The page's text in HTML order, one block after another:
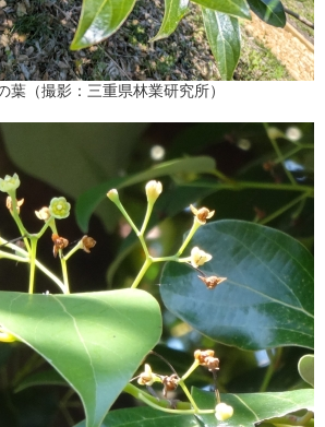
葉（撮影：三重県林業研究所）